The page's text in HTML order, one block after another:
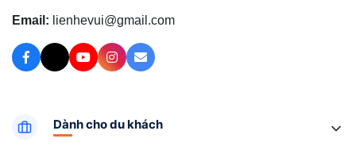
Email: lienhevui@gmail.com
Dành cho du khách